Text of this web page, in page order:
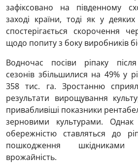
зафіксовано на південному
заході країни, тоді як у деяких
спостерігається скорочення
щодо попиту з боку виробників
Водночас посіви ріпаку
сезонів збільшилися на 49% у
358 тис. га. Зростанню
результати вирощування
привабливіші показники
зерновими культурами.
обережністю ставляться до
пошкодження шкідниками
врожайність.